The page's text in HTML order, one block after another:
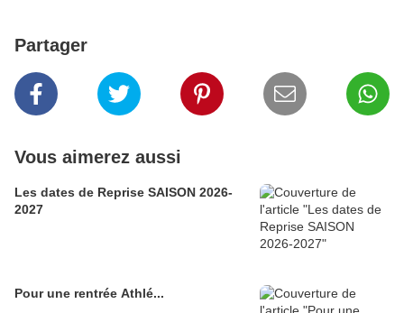
Partager
Vous aimerez aussi
Les dates de Reprise SAISON 2026-
2027
Pour une rentrée Athlé...